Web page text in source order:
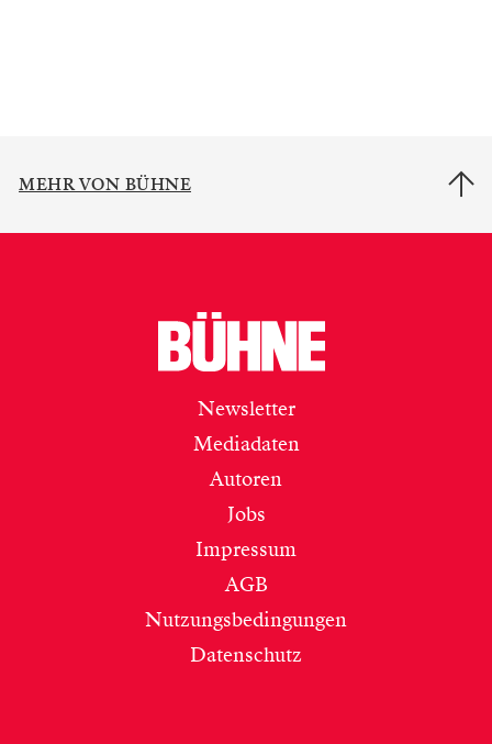
MEHR VON BÜHNE
Newsletter
Mediadaten
Autoren
Jobs
Impressum
AGB
Nutzungsbedingungen
Datenschutz